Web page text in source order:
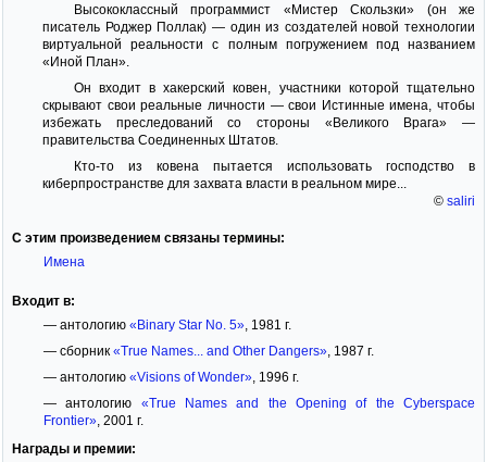
Высококлассный программист «Мистер Скользки» (он же
писатель Роджер Поллак) — один из создателей новой технологии
виртуальной реальности с полным погружением под названием
«Иной План».
Он входит в хакерский ковен, участники которой тщательно
скрывают свои реальные личности — свои Истинные имена, чтобы
избежать преследований со стороны «Великого Врага» —
правительства Соединенных Штатов.
Кто-то из ковена пытается использовать господство в
киберпространстве для захвата власти в реальном мире...
© saliri
С этим произведением связаны термины:
Имена
Входит в:
— антологию «Binary Star No. 5», 1981 г.
— сборник «True Names... and Other Dangers», 1987 г.
— антологию «Visions of Wonder», 1996 г.
— антологию «True Names and the Opening of the Cyberspace
Frontier», 2001 г.
Награды и премии: